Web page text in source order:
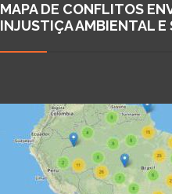
MAPA DE CONFLITOS
INJUSTIÇA AMBIENTAL E